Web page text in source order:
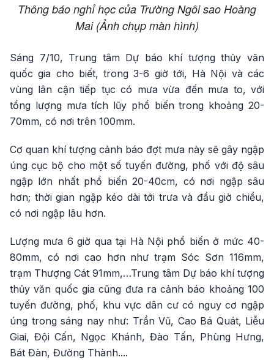
Thông báo nghỉ học của Trường Ngôi sao Hoàng
Mai (Ảnh chụp màn hình)
Sáng 7/10, Trung tâm Dự báo khí tượng thủy văn
quốc gia cho biết, trong 3-6 giờ tới, Hà Nội và các
vùng lân cận tiếp tục có mưa vừa đến mưa to, với
tổng lượng mưa tích lũy phổ biến trong khoảng 20-
70mm, có nơi trên 100mm.
Cơ quan khí tượng cảnh báo đợt mưa này sẽ gây ngập
úng cục bộ cho một số tuyến đường, phố với độ sâu
ngập lớn nhất phổ biến 20-40cm, có nơi ngập sâu
hơn; thời gian ngập kéo dài tới trưa và đầu giờ chiều,
có nơi ngập lâu hơn.
Lượng mưa 6 giờ qua tại Hà Nội phổ biến ở mức 40-
80mm, có nơi cao hơn như trạm Sóc Sơn 116mm,
trạm Thượng Cát 91mm,…Trung tâm Dự báo khí tượng
thủy văn quốc gia cũng đưa ra cảnh báo khoảng 100
tuyến đường, phố, khu vực dân cư có nguy cơ ngập
úng trong sáng nay như: Trần Vũ, Cao Bá Quát, Liễu
Giai, Đội Cấn, Ngọc Khánh, Đào Tấn, Phùng Hưng,
Bát Đàn, Đường Thành....